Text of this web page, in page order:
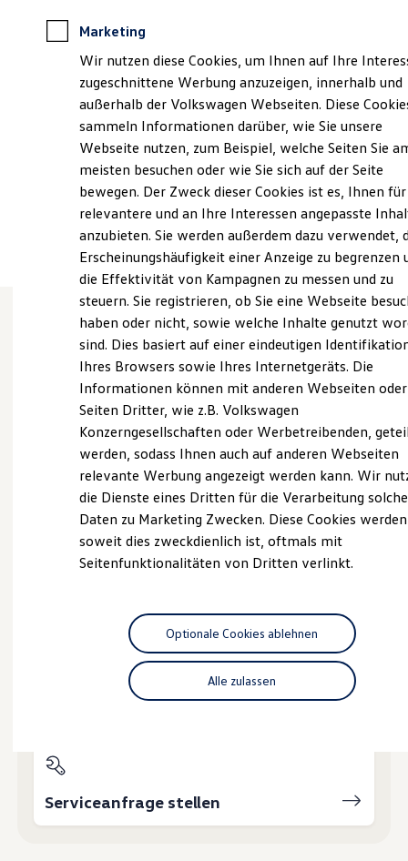
Elektroautos
ID. Tutorials
Elektrofahrzeugkonzepte
Reichweite
Reichweite der ID. Modelle
Reichweite im Winter
Laden
Laden unterwegs
Laden Zuhause
Ladestationen finden
Ladezeitensimulator
Batterie
Sicherheit
Garantie und Lebensdauer
Nachhaltigkeit
Technologie
Kosten und Kauf
Verbrauchskosten
Kaufoptionen
E-Auto-Förderung
Software und Konnektivität
ID. Software Versionen und Updates
Digitale Extras
Schnittstellen zu Ihrem ID.
Hybridautos
Marke und Erlebnis
Volkswagen R und R Experience
R-Modelle
Driving Experience
Volkswagen entdecken
Lifestyle Shop
T-Roc Kollektion
Golf Kollektion
ID. Kollektion
Volkswagen Kollektion
R-Kollektion
Besitzer und Service
myVolkswagen
Software Updates
Service und Ersatzteile
info@ahwf.de
Montag
Sonntag
Geschlossen
Ansprechpartner
Wie können wir
Ihnen weiterhelfen?
Probefahrt vereinbaren
Servicetermin buchen
Serviceanfrage stellen
Marketing
Wir nutzen diese Cookies, um Ihnen auf Ihre
zugeschnittene Werbung anzuzeigen, innerhalb und
außerhalb der Volkswagen Webseiten. Diese
sammeln Informationen darüber, wie Sie unsere
Webseite nutzen, zum Beispiel, welche Seiten Sie
meisten besuchen oder wie Sie sich auf der Seite
bewegen. Der Zweck dieser Cookies ist es, Ihnen für
relevantere und an Ihre Interessen angepasste
anzubieten. Sie werden außerdem dazu verwendet,
Erscheinungshäufigkeit einer Anzeige zu begrenzen
die Effektivität von Kampagnen zu messen und zu
steuern. Sie registrieren, ob Sie eine Webseite
haben oder nicht, sowie welche Inhalte genutzt
sind. Dies basiert auf einer eindeutigen
Ihres Browsers sowie Ihres Internetgeräts. Die
Informationen können mit anderen Webseiten oder
Seiten Dritter, wie z.B. Volkswagen
Konzerngesellschaften oder Werbetreibenden,
werden, sodass Ihnen auch auf anderen Webseiten
relevante Werbung angezeigt werden kann. Wir
die Dienste eines Dritten für die Verarbeitung
Daten zu Marketing Zwecken. Diese Cookies
soweit dies zweckdienlich ist, oftmals mit
Seitenfunktionalitäten von Dritten verlinkt.
Alle zulassen
Optionale Cookies ablehnen